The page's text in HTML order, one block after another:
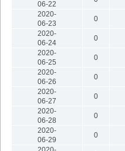
06-22
2020-
06-23
0
2020-
06-24
0
2020-
06-25
0
2020-
06-26
0
2020-
06-27
0
2020-
06-28
0
2020-
06-29
0